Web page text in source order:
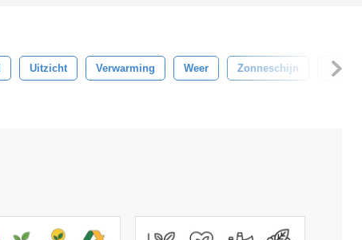
Uitzicht Verwarming Weer Zonneschijn Zonnig